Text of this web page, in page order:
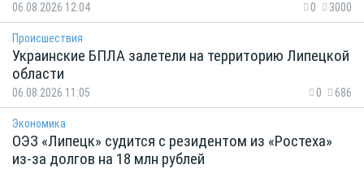
06.08.2026 12:04 0 3000
Происшествия
Украинские БПЛА залетели на территорию Липецкой
области
06.08.2026 11:05 0 686
Экономика
ОЭЗ «Липецк» судится с резидентом из «Ростеха»
из-за долгов на 18 млн рублей